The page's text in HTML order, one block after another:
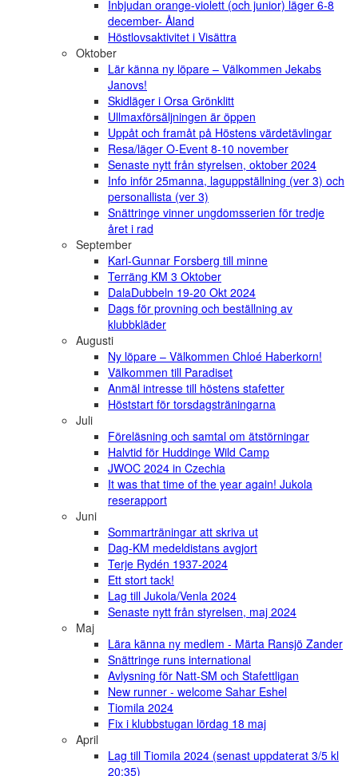
Inbjudan orange-violett (och junior) läger 6-8
december- Åland
Höstlovsaktivitet i Visättra
Oktober
Lär känna ny löpare – Välkommen Jekabs
Janovs!
Skidläger i Orsa Grönklitt
Ullmaxförsäljningen är öppen
Uppåt och framåt på Höstens värdetävlingar
Resa/läger O-Event 8-10 november
Senaste nytt från styrelsen, oktober 2024
Info inför 25manna, laguppställning (ver 3) och
personallista (ver 3)
Snättringe vinner ungdomsserien för tredje
året i rad
September
Karl-Gunnar Forsberg till minne
Terräng KM 3 Oktober
DalaDubbeln 19-20 Okt 2024
Dags för provning och beställning av
klubbkläder
Augusti
Ny löpare – Välkommen Chloé Haberkorn!
Välkommen till Paradiset
Anmäl intresse till höstens stafetter
Höststart för torsdagsträningarna
Juli
Föreläsning och samtal om ätstörningar
Halvtid för Huddinge Wild Camp
JWOC 2024 in Czechia
It was that time of the year again! Jukola
reserapport
Juni
Sommarträningar att skriva ut
Dag-KM medeldistans avgjort
Terje Rydén 1937-2024
Ett stort tack!
Lag till Jukola/Venla 2024
Senaste nytt från styrelsen, maj 2024
Maj
Lära känna ny medlem - Märta Ransjö Zander
Snättringe runs international
Avlysning för Natt-SM och Stafettligan
New runner - welcome Sahar Eshel
Tiomila 2024
Fix i klubbstugan lördag 18 maj
April
Lag till Tiomila 2024 (senast uppdaterat 3/5 kl
20:35)